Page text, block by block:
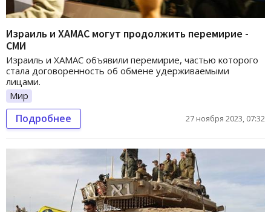
Израиль и ХАМАС могут продолжить перемирие -
СМИ
Израиль и ХАМАС объявили перемирие, частью которого
стала договоренность об обмене удерживаемыми
лицами.
Мир
Подробнее 27 ноября 2023, 07:32